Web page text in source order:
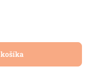
košíka